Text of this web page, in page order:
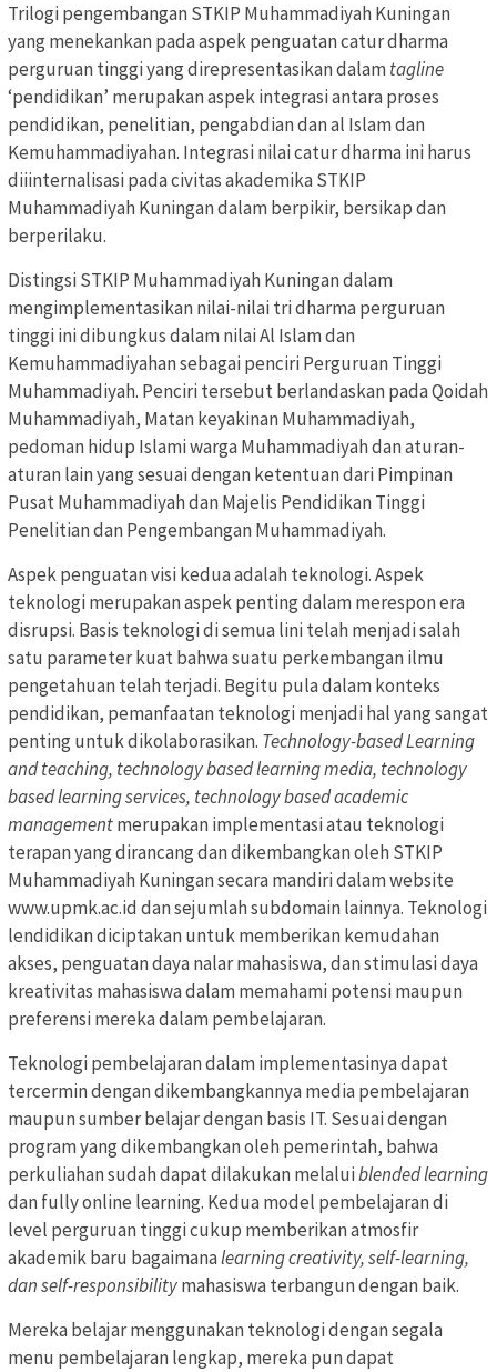
Trilogi pengembangan STKIP Muhammadiyah Kuningan
yang menekankan pada aspek penguatan catur dharma
perguruan tinggi yang direpresentasikan dalamtagline
‘pendidikan’ merupakan aspek integrasi antara proses
pendidikan, penelitian, pengabdian dan al Islam dan
Kemuhammadiyahan. Integrasi nilai catur dharma ini harus
diiinternalisasi pada civitas akademika STKIP
Muhammadiyah Kuningan dalam berpikir, bersikap dan
berperilaku.
Distingsi STKIP Muhammadiyah Kuningan dalam
mengimplementasikan nilai-nilai tri dharma perguruan
tinggi ini dibungkus dalam nilai Al Islam dan
Kemuhammadiyahan sebagai penciri Perguruan Tinggi
Muhammadiyah. Penciri tersebut berlandaskan pada Qoidah
Muhammadiyah, Matan keyakinan Muhammadiyah,
pedoman hidup Islami warga Muhammadiyah dan aturan-
aturan lain yang sesuai dengan ketentuan dari Pimpinan
Pusat Muhammadiyah dan Majelis Pendidikan Tinggi
Penelitian dan Pengembangan Muhammadiyah.
Aspek penguatan visi kedua adalah teknologi. Aspek
teknologi merupakan aspek penting dalam merespon era
disrupsi. Basis teknologi di semua lini telah menjadi salah
satu parameter kuat bahwa suatu perkembangan ilmu
pengetahuan telah terjadi. Begitu pula dalam konteks
pendidikan, pemanfaatan teknologi menjadi hal yang sangat
penting untuk dikolaborasikan. Technology-based Learning
and teaching, technology based learning media, technology
based learning services, technology based academic
managementmerupakan implementasi atau teknologi
terapan yang dirancang dan dikembangkan oleh STKIP
Muhammadiyah Kuningan secara mandiri dalam website
www.upmk.ac.id dan sejumlah subdomain lainnya. Teknologi
lendidikan diciptakan untuk memberikan kemudahan
akses, penguatan daya nalar mahasiswa, dan stimulasi daya
kreativitas mahasiswa dalam memahami potensi maupun
preferensi mereka dalam pembelajaran.
Teknologi pembelajaran dalam implementasinya dapat
tercermin dengan dikembangkannya media pembelajaran
maupun sumber belajar dengan basis IT. Sesuai dengan
program yang dikembangkan oleh pemerintah, bahwa
perkuliahan sudah dapat dilakukan melaluiblended learning
dan fully online learning. Kedua model pembelajaran di
level perguruan tinggi cukup memberikan atmosfir
akademik baru bagaimanalearning creativity, self-learning,
dan self-responsibilitymahasiswa terbangun dengan baik.
Mereka belajar menggunakan teknologi dengan segala
menu pembelajaran lengkap, mereka pun dapat